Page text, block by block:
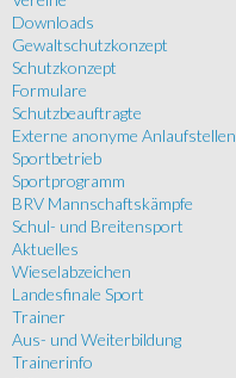
Downloads
Gewaltschutzkonzept
Schutzkonzept
Formulare
Schutzbeauftragte
Externe anonyme Anlaufstellen
Sportbetrieb
Sportprogramm
BRV Mannschaftskämpfe
Schul- und Breitensport
Aktuelles
Wieselabzeichen
Landesfinale Sport
Trainer
Aus- und Weiterbildung
Trainerinfo